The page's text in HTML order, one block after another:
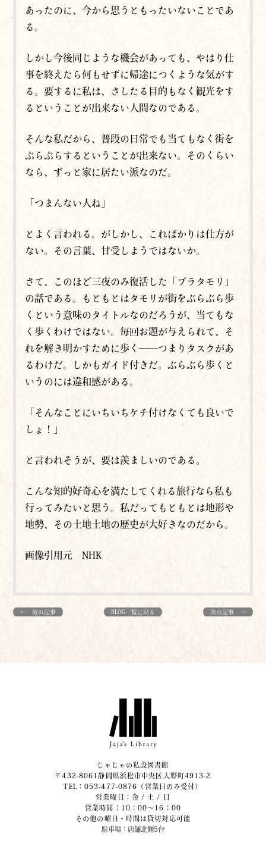
あったのに、今から思うともったいないことであ
る。
しかし今後同じような機会があっても、やはり仕
事を終えたら何もせずに帰途につくような気がす
る。要するに私は、さしたる目的もなく観光をす
るということが出来ない人間なのである。
そんな私だから、普段の日常でも当てもなく街を
ぶらぶらするということが出来ない。そのくらい
なら、ずっと家に居たい派なのだ。
「つまんない人ね」
とよく言われる。がしかし、こればかりは仕方が
ない。その言葉、甘受しようではないか。
さて、このほど三夜のみ復活した「ブラタモリ」
の話である。もともとはタモリが街をぶらぶら歩
くという意味のタイトルなのだろうが、当てもな
く歩くわけではない。毎回お題が与えられて、そ
れを解き明かすために歩く──つまりタスクがあ
るわけだ。しかもガイド付きだ。ぶらぶら歩くと
いうのには違和感がある。
「そんなことにいちいちケチ付けなくても良いで
しょ！」
と言われそうが、要は羨ましいのである。
こんな知的好奇心を満たしてくれる旅行なら私も
行ってみたいと思う。私だってもともとは地形や
地勢、その土地土地の歴史が大好きなのだから。
画像引用元 NHK
← 前の記事 BLOG一覧に戻る 次の記事 →
じゃじゃの私設図書館
〒432-8061静岡県浜松市中央区入野町4913-2
​TEL：053-477-0876（営業日のみ受付）
営業曜日：金 / 土 / 日
営業時間：10：00～16：00
その他の曜日・時間は貸切対応可能
駐車場：店舗北側5台